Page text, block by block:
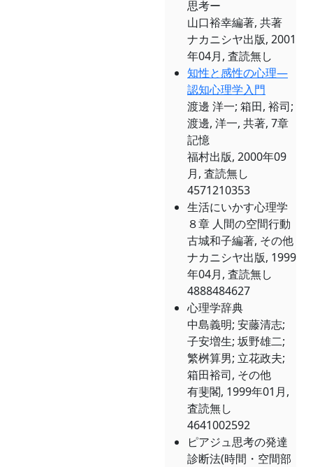
思考ー
山口裕幸編著, 共著
ナカニシヤ出版, 2001
年04月, 査読無し
知性と感性の心理―
認知心理学入門
渡邊 洋一; 箱田, 裕司;
渡邊, 洋一, 共著, 7章
記憶
福村出版, 2000年09
月, 査読無し
4571210353
生活にいかす心理学
８章 人間の空間行動
古城和子編著, その他
ナカニシヤ出版, 1999
年04月, 査読無し
4888484627
心理学辞典
中島義明; 安藤清志;
子安増生; 坂野雄二;
繁桝算男; 立花政夫;
箱田裕司, その他
有斐閣, 1999年01月,
査読無し
4641002592
ピアジュ思考の発達
診断法(時間・空間部